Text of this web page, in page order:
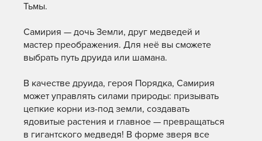
Тьмы.
Самирия — дочь Земли, друг медведей и
мастер преображения. Для неё вы сможете
выбрать путь друида или шамана.
В качестве друида, героя Порядка, Самирия
может управлять силами природы: призывать
цепкие корни из-под земли, создавать
ядовитые растения и главное — превращаться
в гигантского медведя! В форме зверя все